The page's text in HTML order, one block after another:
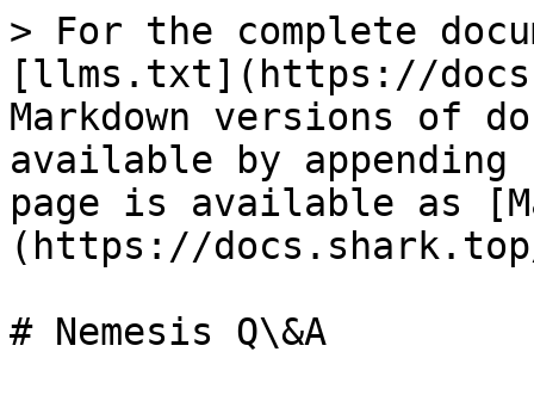
> For the complete
[llms.txt](https://
Markdown versions of
available by
page is available as
(https://
# Nemesis Q\&A